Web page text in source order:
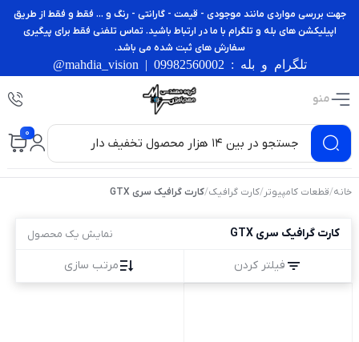
جهت بررسی مواردی مانند موجودی - قیمت - گارانتی - رنگ و ... فقط و فقط از طریق
اپیلیکشن های بله و تلگرام با ما در ارتباط باشید. تماس تلفنی فقط برای پیگیری
سفارش های ثبت شده می باشد.
تلگرام و بله : 09982560002 | mahdia_vision@
منو
0
خانه/قطعات کامپیوتر/کارت گرافیک/کارت گرافیک سری GTX
کارت گرافیک سری GTX نمایش یک محصول
فیلتر کردن مرتب سازی